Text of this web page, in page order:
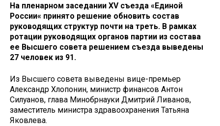
На пленарном заседании XV съезда «Единой
России« принято решение обновить состав
руководящих структур почти на треть. В рамках
ротации руководящих органов партии из состава
ее Высшего совета решением съезда выведены
27 человек из 91.
Из Высшего совета выведены вице-премьер
Александр Хлопонин, министр финансов Антон
Силуанов, глава Минобрнауки Дмитрий Ливанов,
заместитель министра здравоохранения Татьяна
Яковлева.